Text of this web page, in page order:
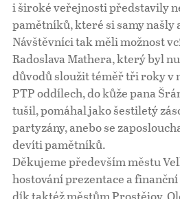
i široké veřejnosti představily
pamětníků, které si samy našly
Návštěvníci tak měli možnost
Radoslava Mathera, který byl
důvodů sloužit téměř tři roky v
PTP oddílech, do kůže pana
tušil, pomáhal jako šestiletý
partyzány, anebo se
devíti pamětníků.
Děkujeme především městu
hostování prezentace a